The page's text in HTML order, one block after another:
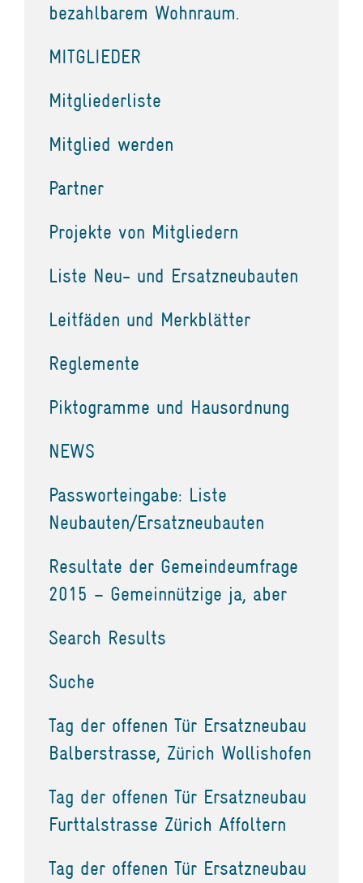
bezahlbarem Wohnraum.
MITGLIEDER
Mitgliederliste
Mitglied werden
Partner
Projekte von Mitgliedern
Liste Neu- und Ersatzneubauten
Leitfäden und Merkblätter
Reglemente
Piktogramme und Hausordnung
NEWS
Passworteingabe: Liste
Neubauten/Ersatzneubauten
Resultate der Gemeindeumfrage
2015 – Gemeinnützige ja, aber
Search Results
Suche
Tag der offenen Tür Ersatzneubau
Balberstrasse, Zürich Wollishofen
Tag der offenen Tür Ersatzneubau
Furttalstrasse Zürich Affoltern
Tag der offenen Tür Ersatzneubau